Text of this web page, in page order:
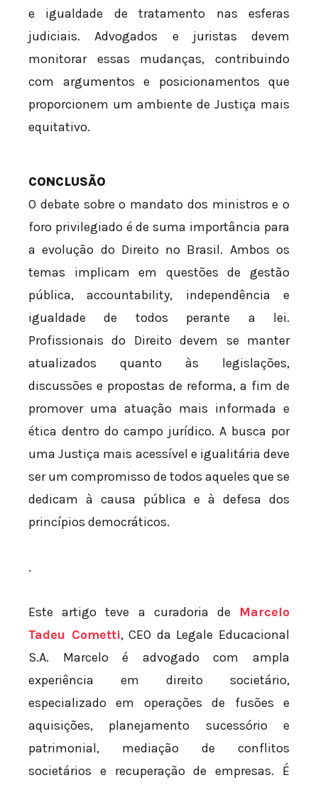
e igualdade de tratamento nas esferas
judiciais. Advogados e juristas devem
monitorar essas mudanças, contribuindo
com argumentos e posicionamentos que
proporcionem um ambiente de Justiça mais
equitativo.
CONCLUSÃO
O debate sobre o mandato dos ministros e o
foro privilegiado é de suma importância para
a evolução do Direito no Brasil. Ambos os
temas implicam em questões de gestão
pública, accountability, independência e
igualdade de todos perante a lei.
Profissionais do Direito devem se manter
atualizados quanto às legislações,
discussões e propostas de reforma, a fim de
promover uma atuação mais informada e
ética dentro do campo jurídico. A busca por
uma Justiça mais acessível e igualitária deve
ser um compromisso de todos aqueles que se
dedicam à causa pública e à defesa dos
princípios democráticos.
.
Este artigo teve a curadoria de Marcelo
Tadeu Cometti, CEO da Legale Educacional
S.A. Marcelo é advogado com ampla
experiência em direito societário,
especializado em operações de fusões e
aquisições, planejamento sucessório e
patrimonial, mediação de conflitos
societários e recuperação de empresas. É